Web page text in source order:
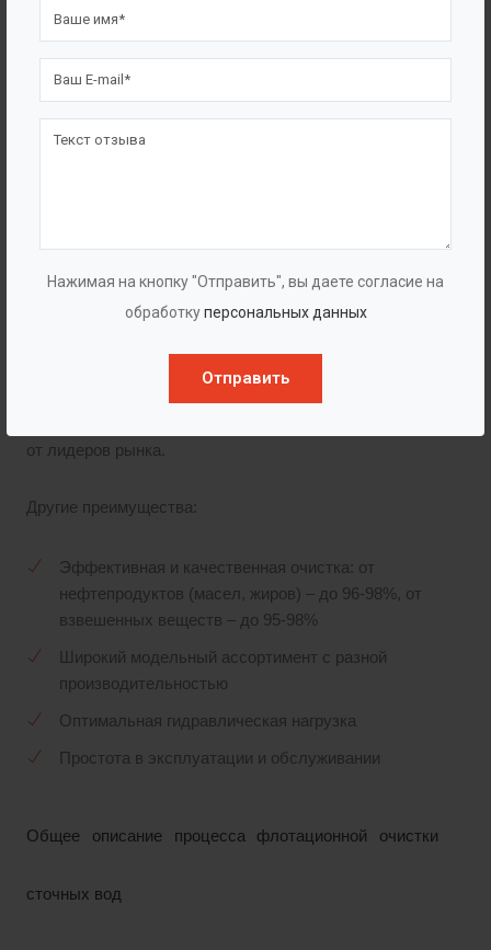
Нажимая на кнопку "Отправить", вы даете согласие на
обработкуперсональных данных
Отправить
комплектуется сенсорной панелью оператора.
Панель позволяет визуально контролировать
позволяет легко управлять режимами работы всей
клеммная коробка, куда сводятся кабели от датчиков
Для производства флотаторов марки BAZMAN
от лидеров рынка.
Другие преимущества:
Эффективная и качественная очистка: от
нефтепродуктов (масел, жиров) – до 96-98%, от
взвешенных веществ – до 95-98%
Широкий модельный ассортимент с разной
производительностью
Оптимальная гидравлическая нагрузка
Простота в эксплуатации и обслуживании
Общее описание процесса флотационной очистки
сточных вод